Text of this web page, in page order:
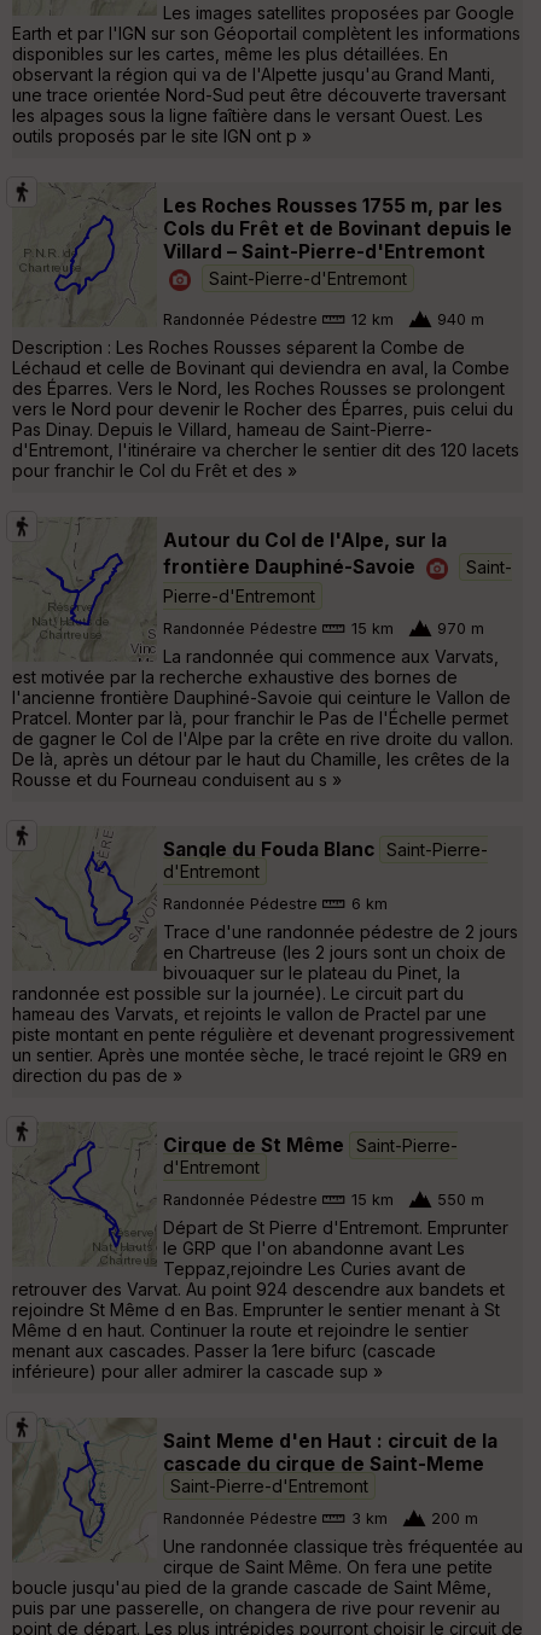
Les images satellites proposées par Google
Earth et par l'IGN sur son Géoportail complètent les informations
disponibles sur les cartes, même les plus détaillées. En
observant la région qui va de l'Alpette jusqu'au Grand Manti,
une trace orientée Nord-Sud peut être découverte traversant
les alpages sous la ligne faîtière dans le versant Ouest. Les
outils proposés par le site IGN ont p »
Les Roches Rousses 1755 m, par les
Cols du Frêt et de Bovinant depuis le
Villard – Saint-Pierre-d'Entremont
Saint-Pierre-d'Entremont
Randonnée Pédestre 12 km 940 m
Description : Les Roches Rousses séparent la Combe de
Léchaud et celle de Bovinant qui deviendra en aval, la Combe
des Éparres. Vers le Nord, les Roches Rousses se prolongent
vers le Nord pour devenir le Rocher des Éparres, puis celui du
Pas Dinay. Depuis le Villard, hameau de Saint-Pierre-
d'Entremont, l'itinéraire va chercher le sentier dit des 120 lacets
pour franchir le Col du Frêt et des »
Autour du Col de l'Alpe, sur la
frontière Dauphiné-Savoie
Saint-
Pierre-d'Entremont
Randonnée Pédestre 15 km 970 m
La randonnée qui commence aux Varvats,
est motivée par la recherche exhaustive des bornes de
l'ancienne frontière Dauphiné-Savoie qui ceinture le Vallon de
Pratcel. Monter par là, pour franchir le Pas de l'Échelle permet
de gagner le Col de l'Alpe par la crête en rive droite du vallon.
De là, après un détour par le haut du Chamille, les crêtes de la
Rousse et du Fourneau conduisent au s »
Sangle du Fouda Blanc Saint-Pierre-
d'Entremont
Randonnée Pédestre 6 km
Trace d'une randonnée pédestre de 2 jours
en Chartreuse (les 2 jours sont un choix de
bivouaquer sur le plateau du Pinet, la
randonnée est possible sur la journée). Le circuit part du
hameau des Varvats, et rejoints le vallon de Practel par une
piste montant en pente régulière et devenant progressivement
un sentier. Après une montée sèche, le tracé rejoint le GR9 en
direction du pas de »
Cirque de St Même
Saint-Pierre-
d'Entremont
Randonnée Pédestre 15 km 550 m
Départ de St Pierre d'Entremont. Emprunter
le GRP que l'on abandonne avant Les
Teppaz,rejoindre Les Curies avant de
retrouver des Varvat. Au point 924 descendre aux bandets et
rejoindre St Même d en Bas. Emprunter le sentier menant à St
Même d en haut. Continuer la route et rejoindre le sentier
menant aux cascades. Passer la 1ere bifurc (cascade
inférieure) pour aller admirer la cascade sup »
Saint Meme d'en Haut : circuit de la
cascade du cirque de Saint-Meme
Saint-Pierre-d'Entremont
Randonnée Pédestre 3 km 200 m
Une randonnée classique très fréquentée au
cirque de Saint Même. On fera une petite
boucle jusqu'au pied de la grande cascade de Saint Même,
puis par une passerelle, on changera de rive pour revenir au
point de départ. Les plus intrépides pourront choisir le circuit de